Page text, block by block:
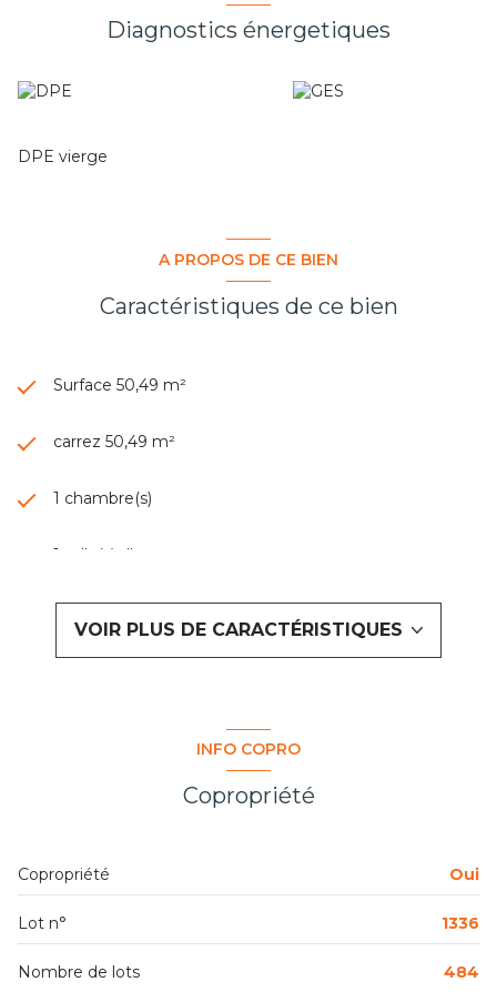
Diagnostics énergetiques
DPE vierge
A PROPOS DE CE BIEN
Caractéristiques de ce bien
Surface 50,49 m²
carrez 50,49 m²
1 chambre(s)
1 salle(s) d'eau
9 étage(s)
ascenseur
VOIR PLUS DE CARACTÉRISTIQUES
INFO COPRO
Copropriété
Copropriété Oui
Lot n° 1336
Nombre de lots 484